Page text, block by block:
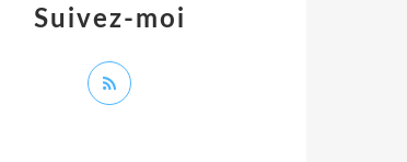
Suivez-moi